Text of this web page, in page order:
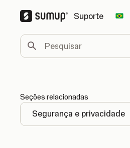
Suporte
Pesquisar
Seções relacionadas
Segurança e privacidade